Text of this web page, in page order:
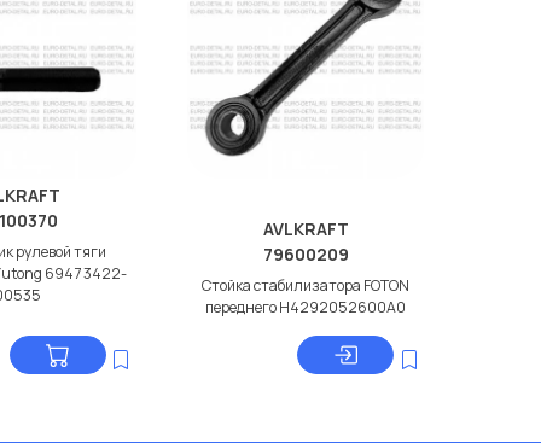
рулевой тяги
6947 3422-
AVLKRAFT
79600209
Стойка стабилизатора FOTON
переднего H4292052600A0